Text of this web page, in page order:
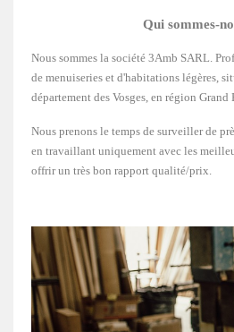
Qui sommes-
Nous sommes la société 3Amb SARL.
de menuiseries et d'habitations légères,
département des Vosges, en région Grand
Nous prenons le temps de surveiller de
en travaillant uniquement avec les
offrir un très bon rapport qualité/prix.